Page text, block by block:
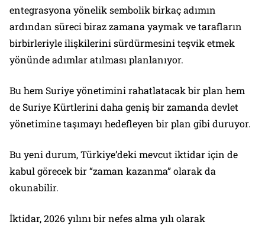
entegrasyona yönelik sembolik birkaç adımın
ardından süreci biraz zamana yaymak ve tarafların
birbirleriyle ilişkilerini sürdürmesini teşvik etmek
yönünde adımlar atılması planlanıyor.
Bu hem Suriye yönetimini rahatlatacak bir plan hem
de Suriye Kürtlerini daha geniş bir zamanda devlet
yönetimine taşımayı hedefleyen bir plan gibi duruyor.
Bu yeni durum, Türkiye’deki mevcut iktidar için de
kabul görecek bir “zaman kazanma” olarak da
okunabilir.
İktidar, 2026 yılını bir nefes alma yılı olarak